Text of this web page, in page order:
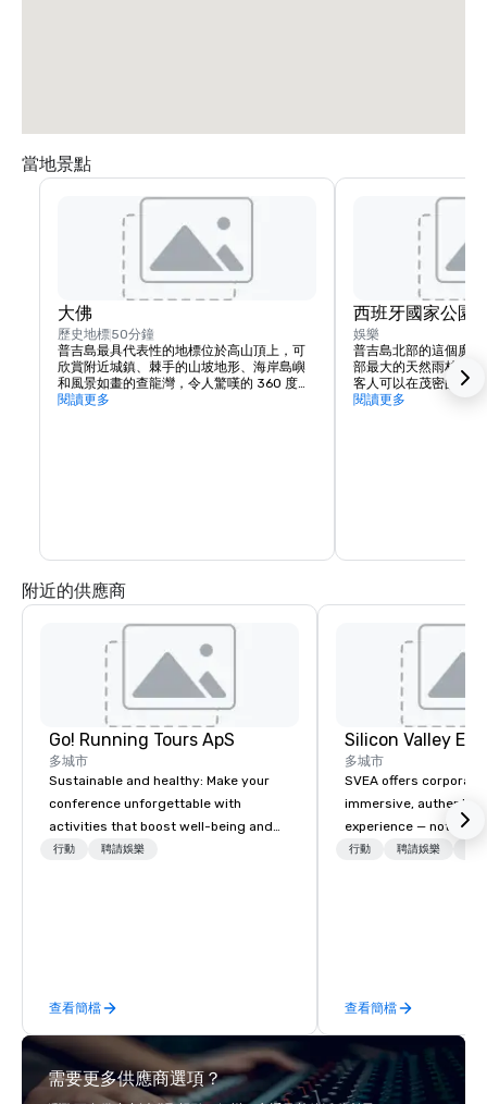
當地景點
大佛
歷史地標50分鐘
普吉島最具代表性的地標位於高山頂上，可
欣賞附近城鎮、棘手的山坡地形、海岸島嶼
和風景如畫的查龍灣，令人驚嘆的 360 度全
景。沿著壯闊而彎曲的山徑，可以看到 45 米
閱讀更多
西班牙國家公園
娛樂
普吉島北部的這個廣
部最大的天然雨林，
客人可以在茂密的常
機會，並沿著綠樹林
閱讀更多
附近的供應商
Go! Running Tours ApS
多城市
Sustainable and healthy: Make your
conference unforgettable with
activities that boost well-being and
lower carbon footprints. Explore the
行動 聘請娛樂
查看簡檔
多城市
SVEA offers
immersive, authentic
experience — not a
transformation. We
offsites. Whether
think like a Silicon
explore the mindsets
world's fastest-
行動 聘請娛樂
查看簡檔
需要更多供應商選項？